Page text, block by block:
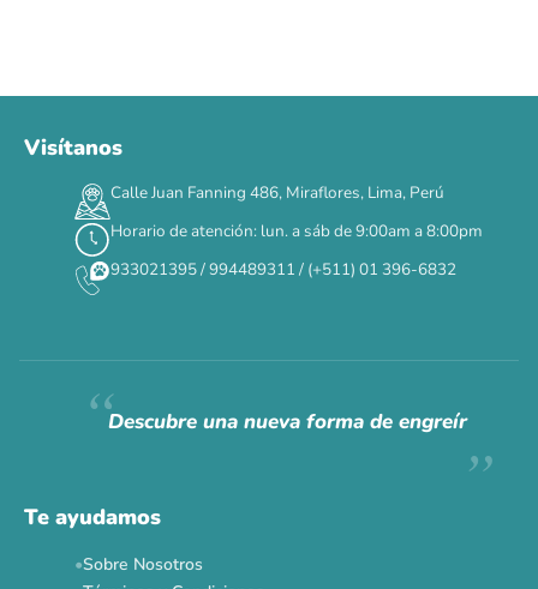
DÍAS HORAS MIN SEG
✕
Siempre fuimosraros.
Visítanos
Calle Juan Fanning 486, Miraflores, Lima, Perú
Horario de atención: lun. a sáb de 9:00am a 8:00pm
933021395 / 994489311 / (+511) 01 396-6832
Descubre una nueva forma de engreír
Te ayudamos
Sobre Nosotros